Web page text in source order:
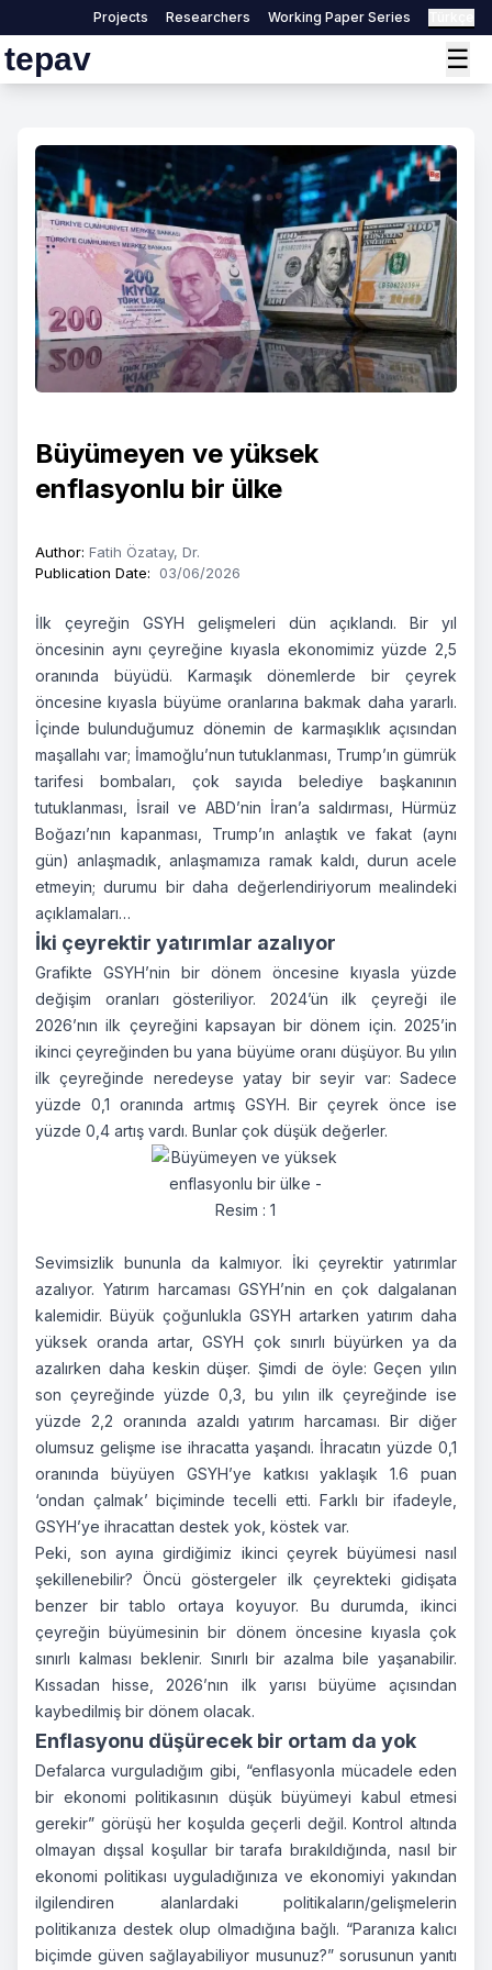
Projects Researchers Working Paper Series
tepav ☰
Büyümeyen ve yüksek
enflasyonlu bir ülke
Author: Fatih Özatay, Dr.
Publication Date: 03/06/2026
İlk çeyreğin GSYH gelişmeleri dün açıklandı. Bir yıl
öncesinin aynı çeyreğine kıyasla ekonomimiz yüzde 2,5
oranında büyüdü. Karmaşık dönemlerde bir çeyrek
öncesine kıyasla büyüme oranlarına bakmak daha yararlı.
İçinde bulunduğumuz dönemin de karmaşıklık açısından
maşallahı var; İmamoğlu’nun tutuklanması, Trump’ın gümrük
tarifesi bombaları, çok sayıda belediye başkanının
tutuklanması, İsrail ve ABD’nin İran’a saldırması, Hürmüz
Boğazı’nın kapanması, Trump’ın anlaştık ve fakat (aynı
gün) anlaşmadık, anlaşmamıza ramak kaldı, durun acele
etmeyin; durumu bir daha değerlendiriyorum mealindeki
açıklamaları…
İki çeyrektir yatırımlar azalıyor
Grafikte GSYH’nin bir dönem öncesine kıyasla yüzde
değişim oranları gösteriliyor. 2024’ün ilk çeyreği ile
2026’nın ilk çeyreğini kapsayan bir dönem için. 2025’in
ikinci çeyreğinden bu yana büyüme oranı düşüyor. Bu yılın
ilk çeyreğinde neredeyse yatay bir seyir var: Sadece
yüzde 0,1 oranında artmış GSYH. Bir çeyrek önce ise
yüzde 0,4 artış vardı. Bunlar çok düşük değerler.
Sevimsizlik bununla da kalmıyor. İki çeyrektir yatırımlar
azalıyor. Yatırım harcaması GSYH’nin en çok dalgalanan
kalemidir. Büyük çoğunlukla GSYH artarken yatırım daha
yüksek oranda artar, GSYH çok sınırlı büyürken ya da
azalırken daha keskin düşer. Şimdi de öyle: Geçen yılın
son çeyreğinde yüzde 0,3, bu yılın ilk çeyreğinde ise
yüzde 2,2 oranında azaldı yatırım harcaması. Bir diğer
olumsuz gelişme ise ihracatta yaşandı. İhracatın yüzde 0,1
oranında büyüyen GSYH’ye katkısı yaklaşık 1.6 puan
‘ondan çalmak’ biçiminde tecelli etti. Farklı bir ifadeyle,
GSYH’ye ihracattan destek yok, köstek var.
Peki, son ayına girdiğimiz ikinci çeyrek büyümesi nasıl
şekillenebilir? Öncü göstergeler ilk çeyrekteki gidişata
benzer bir tablo ortaya koyuyor. Bu durumda, ikinci
çeyreğin büyümesinin bir dönem öncesine kıyasla çok
sınırlı kalması beklenir. Sınırlı bir azalma bile yaşanabilir.
Kıssadan hisse, 2026’nın ilk yarısı büyüme açısından
kaybedilmiş bir dönem olacak.
Enflasyonu düşürecek bir ortam da yok
Defalarca vurguladığım gibi, “enflasyonla mücadele eden
bir ekonomi politikasının düşük büyümeyi kabul etmesi
gerekir” görüşü her koşulda geçerli değil. Kontrol altında
olmayan dışsal koşullar bir tarafa bırakıldığında, nasıl bir
ekonomi politikası uyguladığınıza ve ekonomiyi yakından
ilgilendiren alanlardaki politikaların/gelişmelerin
politikanıza destek olup olmadığına bağlı. “Paranıza kalıcı
biçimde güven sağlayabiliyor musunuz?” sorusunun yanıtı